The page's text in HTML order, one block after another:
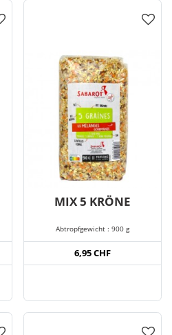
MIX 5 KRÖNE
Abtropfgewicht : 900 g
6,95 CHF